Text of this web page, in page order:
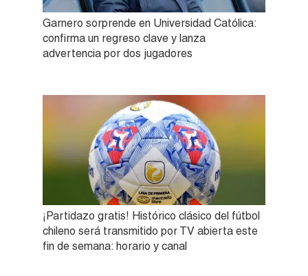
Garnero sorprende en Universidad Católica:
confirma un regreso clave y lanza
advertencia por dos jugadores
¡Partidazo gratis! Histórico clásico del fútbol
chileno será transmitido por TV abierta este
fin de semana: horario y canal